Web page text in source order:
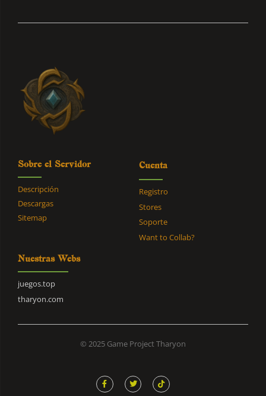
Sobre el Servidor
Descripción
Descargas
Sitemap
Cuenta
Registro
Stores
Soporte
Want to Collab?
Nuestras Webs
juegos.top
tharyon.com
© 2025 Game Project Tharyon
F
a
c
T
w
i
T
i
k